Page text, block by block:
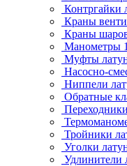
Контргайки
Краны
Краны
Манометры
Муфты
Насосно-
Ниппели
Обратные
Тройники
Уголки
Удлинители